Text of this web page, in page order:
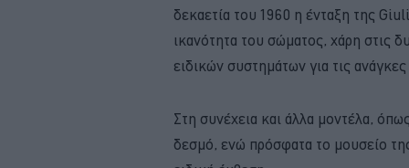
δεκαετία του 1960 η ένταξη της
ικανότητα του σώματος, χάρη στις
ειδικών συστημάτων για τις
Στη συνέχεια και άλλα μοντέλα,
δεσμό, ενώ πρόσφατα το μουσείο